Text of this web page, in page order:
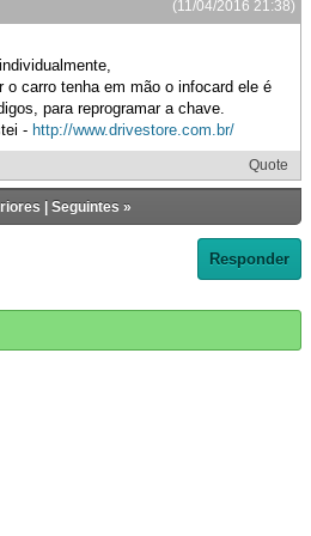
(11/04/2016 21:38)
o carro tenha em mão o infocard ele é
para reprogramar a chave.
- http://www.drivestore.com.br/
Quote
Seguintes »
Responder